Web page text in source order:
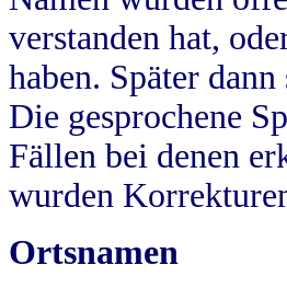
verstanden hat,
haben. Später
Die gesprochene
Fällen bei denen
wurden
Ortsnamen